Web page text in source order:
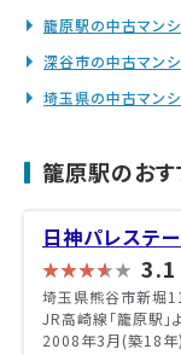
籠原駅の中古マン
深谷市の中古マン
埼玉県の中古マン
籠原駅のおす
日神パレステ
3.1
埼玉県熊谷市新堀
JR高崎線「籠原駅
2008年3月(築18年)